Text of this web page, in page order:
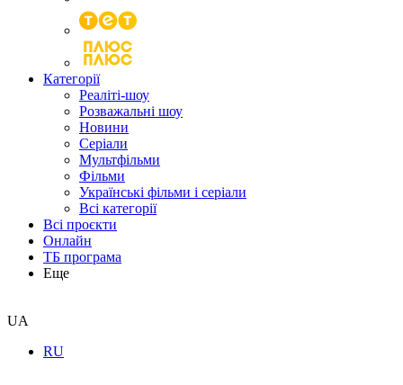
Категорії
Реаліті-шоу
Розважальні шоу
Новини
Серіали
Мультфільми
Фільми
Українські фільми і серіали
Всі категорії
Всі проєкти
Онлайн
ТБ програма
Еще
UA
RU